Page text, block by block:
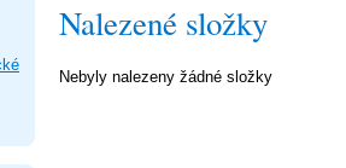
Nalezené složky
Nebyly nalezeny žádné složky